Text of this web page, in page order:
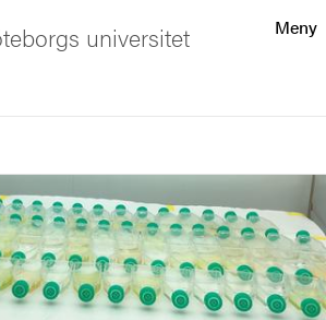
Meny
universitet